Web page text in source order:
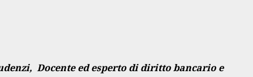
Docente ed esperto di diritto bancario e